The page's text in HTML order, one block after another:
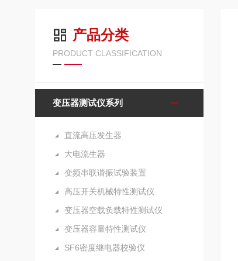
产品分类
PRODUCT CLASSIFICATION
变压器测试仪系列
直流高压发生器
大电流生器
变频串联谐振试验装置
高压开关机械特性测试仪
变压器空载负载特性测试仪
变压器容量特性测试仪
SF6密度继电器校验仪